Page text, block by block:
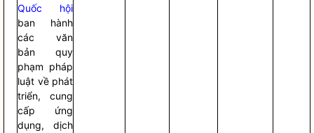
Quốc hội
ban hành
các văn
bản quy
phạm pháp
luật về phát
triển, cung
cấp ứng
dụng, dịch